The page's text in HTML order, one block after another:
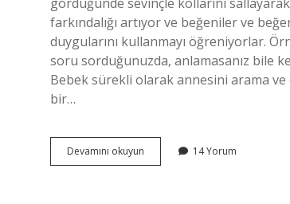
farkındalığı artıyor ve beğeniler ve
duygularını kullanmayı öğreniyorlar.
soru sorduğunuzda, anlamasanız bile
Bebek sürekli olarak annesini arama
bir…
Devamını okuyun
Aylık
14 Yorum